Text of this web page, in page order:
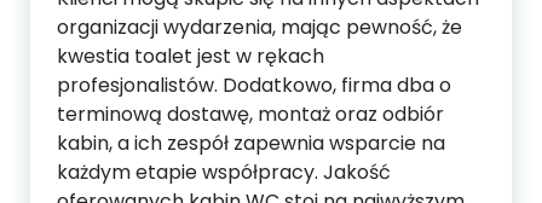
organizacji wydarzenia, mając pewność, że
kwestia toalet jest w rękach
profesjonalistów. Dodatkowo, firma dba o
terminową dostawę, montaż oraz odbiór
kabin, a ich zespół zapewnia wsparcie na
każdym etapie współpracy. Jakość